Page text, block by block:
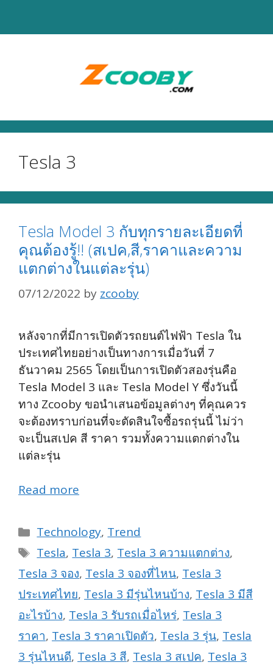
Tesla 3
Tesla Model 3 กับทุกรายละเอียดที่
คุณต้องรู้!! (สเปค,สี,ราคาและความ
แตกต่างในแต่ละรุ่น)
07/12/2022 by zcooby
หลังจากที่มีการเปิดตัวรถยนต์ไฟฟ้า Tesla ใน
ประเทศไทยอย่างเป็นทางการเมื่อวันที่ 7
ธันวาคม 2565 โดยเป็นการเปิดตัวสองรุ่นคือ
Tesla Model 3 และ Tesla Model Y ซึ่งวันนี้
ทาง Zcooby ขอนำเสนอข้อมูลต่างๆ ที่คุณควร
จะต้องทราบก่อนที่จะตัดสินใจซื้อรถรุ่นนี้ ไม่ว่า
จะเป็นสเปค สี ราคา รวมทั้งความแตกต่างใน
แต่ละรุ่น
Read more
Categories
Technology, Trend
Tags
Tesla, Tesla 3, Tesla 3 ความแตกต่าง,
Tesla 3 จอง, Tesla 3 จองที่ไหน, Tesla 3
ประเทศไทย, Tesla 3 มีรุ่นไหนบ้าง, Tesla 3 มีสี
อะไรบ้าง, Tesla 3 รับรถเมื่อไหร่, Tesla 3
ราคา, Tesla 3 ราคาเปิดตัว, Tesla 3 รุ่น, Tesla
3 รุ่นไหนดี, Tesla 3 สี, Tesla 3 สเปค, Tesla 3